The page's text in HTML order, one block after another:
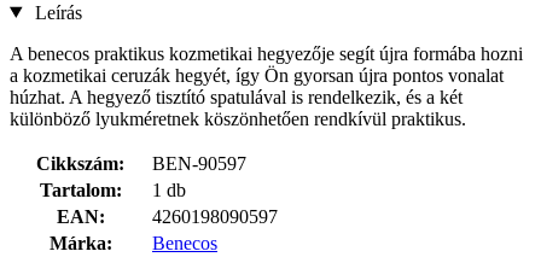
Leírás
A benecos praktikus kozmetikai hegyezője segít újra formába hozni
a kozmetikai ceruzák hegyét, így Ön gyorsan újra pontos vonalat
húzhat. A hegyező tisztító spatulával is rendelkezik, és a két
különböző lyukméretnek köszönhetően rendkívül praktikus.
Cikkszám:
BEN-90597
Tartalom:
1 db
EAN:
4260198090597
Márka:
Benecos